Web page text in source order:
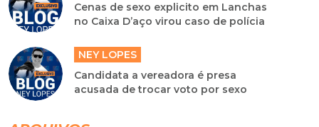
Cenas de sexo explicito em Lanchas
no Caixa D’aço virou caso de polícia
NEY LOPES
Candidata a vereadora é presa
acusada de trocar voto por sexo